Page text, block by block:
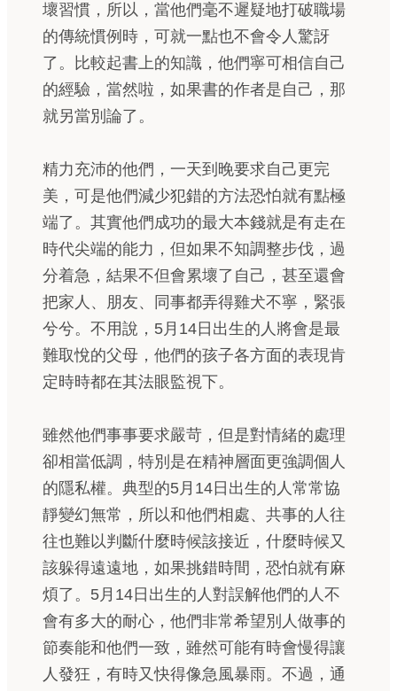
壞習慣，所以，當他們毫不遲疑地打破職場
的傳統慣例時，可就一點也不會令人驚訝
了。比較起書上的知識，他們寧可相信自己
的經驗，當然啦，如果書的作者是自己，那
就另當別論了。
精力充沛的他們，一天到晚要求自己更完
美，可是他們減少犯錯的方法恐怕就有點極
端了。其實他們成功的最大本錢就是有走在
時代尖端的能力，但如果不知調整步伐，過
分着急，結果不但會累壞了自己，甚至還會
把家人、朋友、同事都弄得雞犬不寧，緊張
兮兮。不用說，5月14日出生的人將會是最
難取悅的父母，他們的孩子各方面的表現肯
定時時都在其法眼監視下。
雖然他們事事要求嚴苛，但是對情緒的處理
卻相當低調，特別是在精神層面更強調個人
的隱私權。典型的5月14日出生的人常常協
靜變幻無常，所以和他們相處、共事的人往
往也難以判斷什麼時候該接近，什麼時候又
該躲得遠遠地，如果挑錯時間，恐怕就有麻
煩了。5月14日出生的人對誤解他們的人不
會有多大的耐心，他們非常希望別人做事的
節奏能和他們一致，雖然可能有時會慢得讓
人發狂，有時又快得像急風暴雨。不過，通